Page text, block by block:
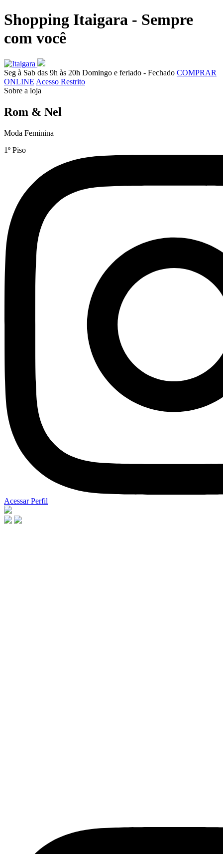
Shopping Itaigara - Sempre
com você
Seg à Sab das 9h às 20h Domingo e feriado - Fechado COMPRAR
ONLINE Acesso Restrito
Sobre a loja
Rom & Nel
Moda Feminina
1º Piso
Acessar Perfil